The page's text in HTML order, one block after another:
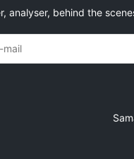
analyser, behind the